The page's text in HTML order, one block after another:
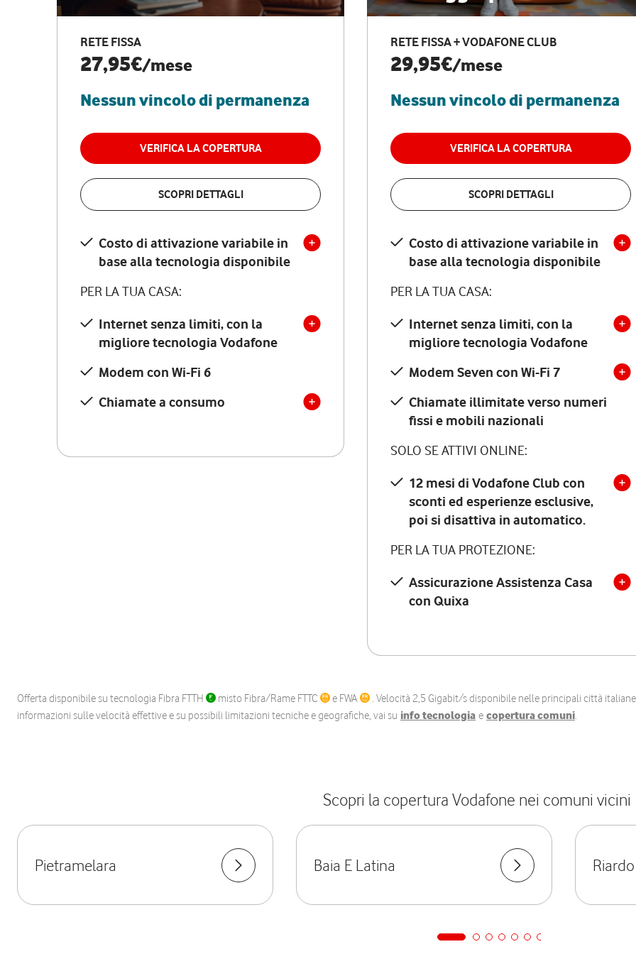
RETE FISSA
27,95€/mese
Nessun vincolo di permanenza
VERIFICA LA COPERTURA
SCOPRI DETTAGLI
Costo di attivazione variabile in
base alla tecnologia disponibile
PER LA TUA CASA:
Internet senza limiti, con la
migliore tecnologia Vodafone
Modem con Wi-Fi 6
Chiamate a consumo
RETE FISSA + VODAFONE CLUB
29,95€/mese
Nessun vincolo di permanenza
VERIFICA LA COPERTURA
SCOPRI DETTAGLI
Costo di attivazione variabile in
base alla tecnologia disponibile
PER LA TUA CASA:
Internet senza limiti, con la
migliore tecnologia Vodafone
Modem Seven con Wi-Fi 7
Chiamate illimitate verso numeri
fissi e mobili nazionali
SOLO SE ATTIVI ONLINE:
12 mesi di Vodafone Club con
sconti ed esperienze esclusive,
poi si disattiva in automatico.
PER LA TUA PROTEZIONE:
Assicurazione Assistenza Casa
con Quixa
Offerta disponibile su tecnologia Fibra FTTH misto Fibra/Rame FTTC e FWA
. Velocità 2,5 Gigabit/s disponibile nelle principali città
informazioni sulle velocità effettive e su possibili limitazioni tecniche e geografiche, vai su info tecnologia e copertura comuni.
Scopri la copertura Vodafone nei comuni vicini
Pietramelara Baia E Latina Riardo